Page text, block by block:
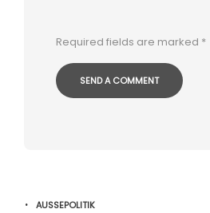
Required fields are marked *
AUSSEPOLITIK